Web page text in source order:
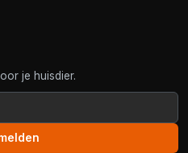
je huisdier.